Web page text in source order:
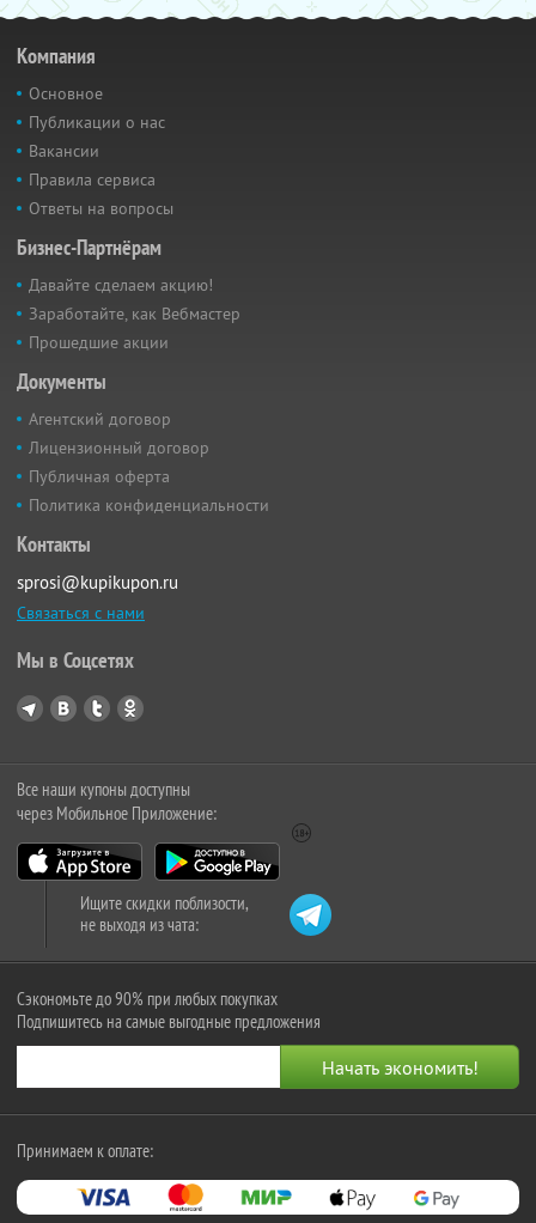
Компания
Основное
Публикации о нас
Вакансии
Правила сервиса
Ответы на вопросы
Бизнес-Партнёрам
Давайте сделаем акцию!
Заработайте, как Вебмастер
Прошедшие акции
Документы
Агентский договор
Лицензионный договор
Публичная оферта
Политика конфиденциальности
Контакты
sprosi@kupikupon.ru
Связаться с нами
Мы в Соцсетях
Все наши купоны доступны
через Мобильное Приложение:
Ищите скидки поблизости,
не выходя из чата:
Сэкономьте до 90% при любых покупках
Подпишитесь на самые выгодные предложения
Принимаем к оплате: